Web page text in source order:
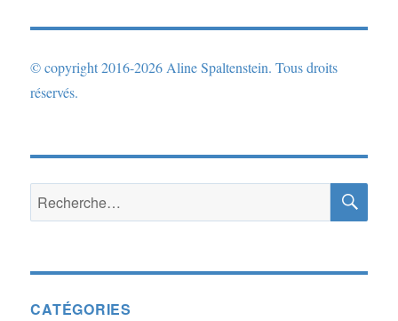
© copyright 2016-2026 Aline Spaltenstein. Tous droits
réservés.
Recherche
pour :
CATÉGORIES